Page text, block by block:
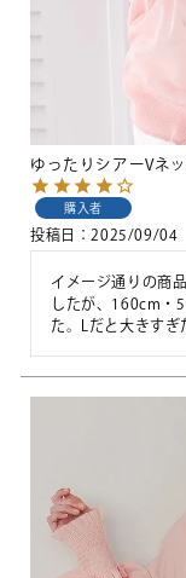
ゆったりシアーVネ
購入者
投稿日 2025/09/04
イメージ通りの商
したが、160cm・
た。Lだと大きす